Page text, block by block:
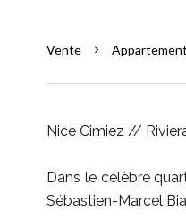
Vente Appartement
Nice Cimiez //
Dans le célèbre
Sébastien-Marcel